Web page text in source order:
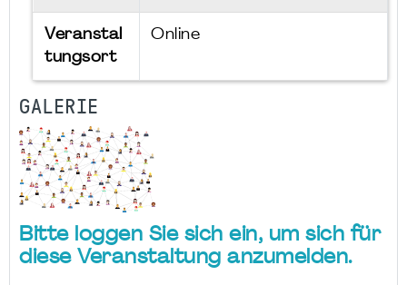
Veranstal
tungsort
Online
GALERIE
Bitte loggen Sie sich ein, um sich für
diese Veranstaltung anzumelden.